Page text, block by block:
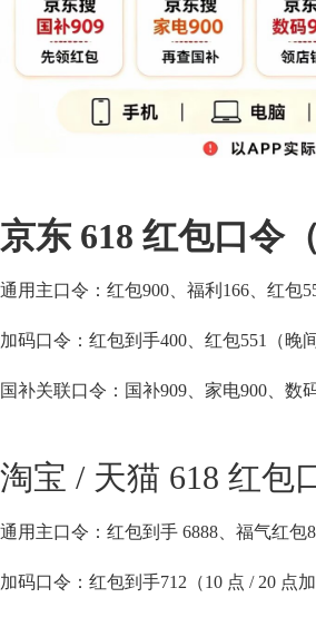
京东 618 红包口令
通用主口令：红包900、福利166、红包
加码口令：红包到手400、红包551（晚
国补关联口令：国补909、家电900、数
淘宝 / 天猫 618 红包
通用主口令：红包到手 6888、福气红包
加码口令：红包到手712（10 点 / 20 点加